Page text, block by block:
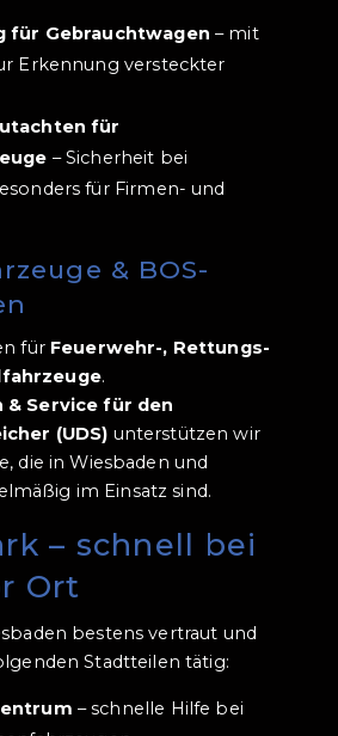
für Gebrauchtwagen – mit
Erkennung versteckter
für
– Sicherheit bei
für Firmen- und
& BOS-
für Feuerwehr-, Rettungs-
.
& Service für den
(UDS) unterstützen wir
die in Wiesbaden und
im Einsatz sind.
– schnell bei
Ort
bestens vertraut und
Stadtteilen tätig:
– schnelle Hilfe bei